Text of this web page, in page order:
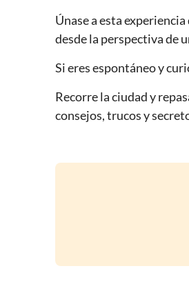
Únase a esta
desde la perspectiva de
Si eres espontáneo y
Recorre la ciudad y
consejos, trucos y